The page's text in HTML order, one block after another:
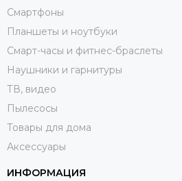
Смартфоны
Планшеты и ноутбуки
Смарт-часы и фитнес-браслеты
Наушники и гарнитуры
ТВ, видео
Пылесосы
Товары для дома
Аксессуары
ИНФОРМАЦИЯ